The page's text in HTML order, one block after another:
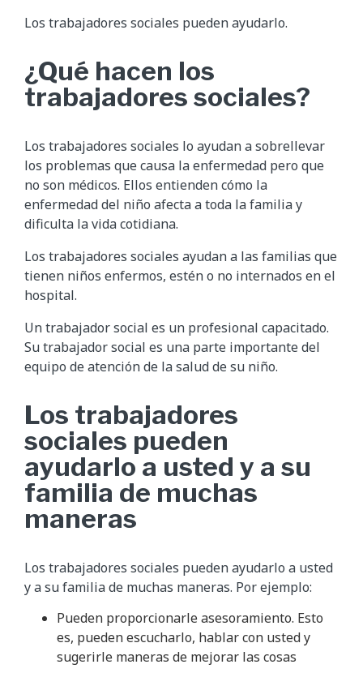
Los trabajadores sociales pueden ayudarlo.
¿Qué hacen los
trabajadores sociales?
Los trabajadores sociales lo ayudan a sobrellevar
los problemas que causa la enfermedad pero que
no son médicos. Ellos entienden cómo la
enfermedad del niño afecta a toda la familia y
dificulta la vida cotidiana.
Los trabajadores sociales ayudan a las familias que
tienen niños enfermos, estén o no internados en el
hospital.
Un trabajador social es un profesional capacitado.
Su trabajador social es una parte importante del
equipo de atención de la salud de su niño.
Los trabajadores
sociales pueden
ayudarlo a usted y a su
familia de muchas
maneras
Los trabajadores sociales pueden ayudarlo a usted
y a su familia de muchas maneras. Por ejemplo:
Pueden proporcionarle asesoramiento. Esto
es, pueden escucharlo, hablar con usted y
sugerirle maneras de mejorar las cosas